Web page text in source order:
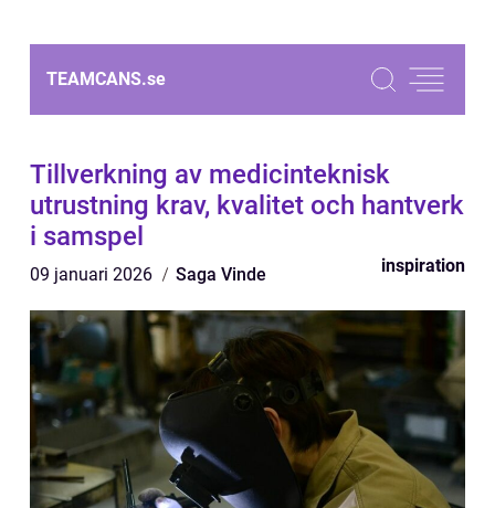
TEAMCANS.se
Tillverkning av medicinteknisk
utrustning krav, kvalitet och hantverk
i samspel
09 januari 2026 Saga Vinde inspiration